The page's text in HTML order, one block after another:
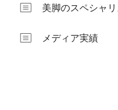
美脚のスペシャリ
メディア実績